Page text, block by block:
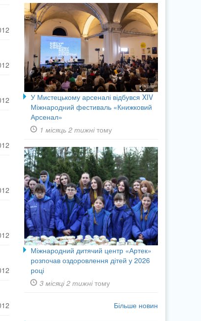
У Мистецькому арсеналі відбувся XIV
Міжнародний фестиваль «Книжковий
Арсенал»
1 місяць 2 тижнітому
Міжнародний дитячий центр «Артек»
розпочав оздоровлення дітей у 2026
році
3 місяці 2 тижнітому
Більше новин